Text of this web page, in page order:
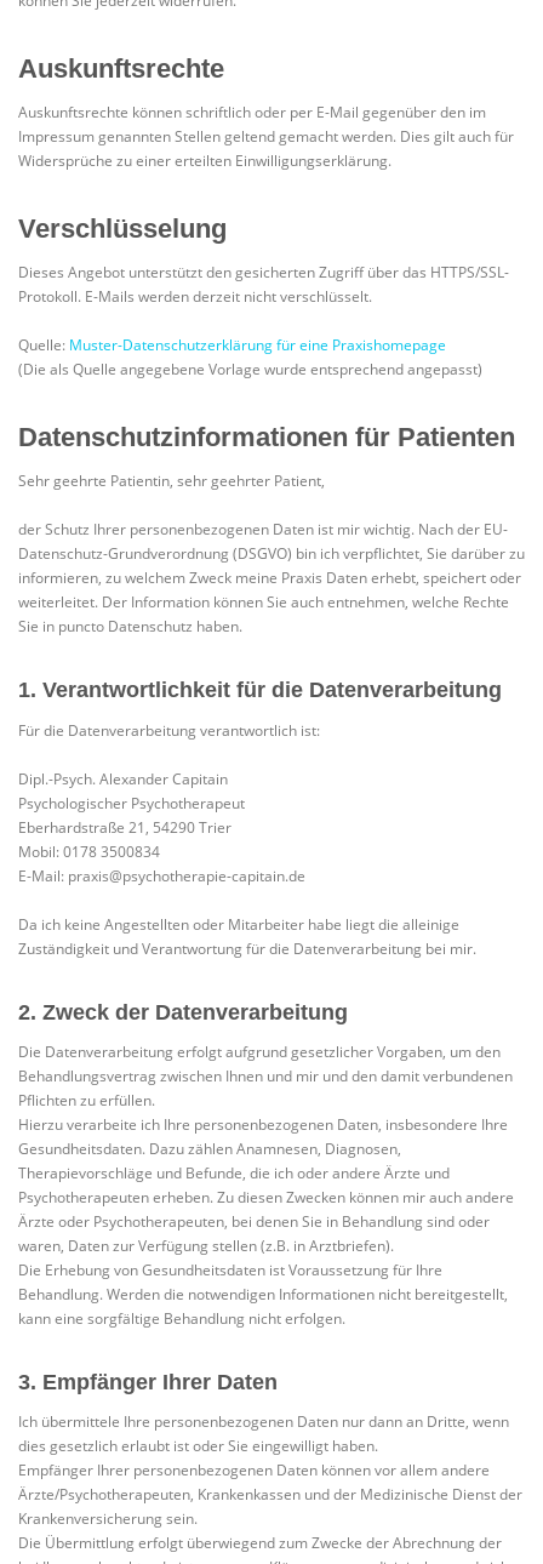
Auskunftsrechte
Auskunftsrechte können schriftlich oder per E-Mail gegenüber den im
Impressum genannten Stellen geltend gemacht werden. Dies gilt auch für
Widersprüche zu einer erteilten Einwilligungserklärung.
Verschlüsselung
Dieses Angebot unterstützt den gesicherten Zugriff über das HTTPS/SSL-
Protokoll. E-Mails werden derzeit nicht verschlüsselt.
Quelle: Muster-Datenschutzerklärung für eine Praxishomepage
(Die als Quelle angegebene Vorlage wurde entsprechend angepasst)
Datenschutzinformationen für Patienten
Sehr geehrte Patientin, sehr geehrter Patient,
der Schutz Ihrer personenbezogenen Daten ist mir wichtig. Nach der EU-
Datenschutz-Grundverordnung (DSGVO) bin ich verpflichtet, Sie darüber zu
informieren, zu welchem Zweck meine Praxis Daten erhebt, speichert oder
weiterleitet. Der Information können Sie auch entnehmen, welche Rechte
Sie in puncto Datenschutz haben.
1. Verantwortlichkeit für die Datenverarbeitung
Für die Datenverarbeitung verantwortlich ist:
Dipl.-Psych. Alexander Capitain
Psychologischer Psychotherapeut
Eberhardstraße 21, 54290 Trier
Mobil: 0178 3500834
E-Mail: praxis@psychotherapie-capitain.de
Da ich keine Angestellten oder Mitarbeiter habe liegt die alleinige
Zuständigkeit und Verantwortung für die Datenverarbeitung bei mir.
2. Zweck der Datenverarbeitung
Die Datenverarbeitung erfolgt aufgrund gesetzlicher Vorgaben, um den
Behandlungsvertrag zwischen Ihnen und mir und den damit verbundenen
Pflichten zu erfüllen.
Hierzu verarbeite ich Ihre personenbezogenen Daten, insbesondere Ihre
Gesundheitsdaten. Dazu zählen Anamnesen, Diagnosen,
Therapievorschläge und Befunde, die ich oder andere Ärzte und
Psychotherapeuten erheben. Zu diesen Zwecken können mir auch andere
Ärzte oder Psychotherapeuten, bei denen Sie in Behandlung sind oder
waren, Daten zur Verfügung stellen (z.B. in Arztbriefen).
Die Erhebung von Gesundheitsdaten ist Voraussetzung für Ihre
Behandlung. Werden die notwendigen Informationen nicht bereitgestellt,
kann eine sorgfältige Behandlung nicht erfolgen.
3. Empfänger Ihrer Daten
Ich übermittele Ihre personenbezogenen Daten nur dann an Dritte, wenn
dies gesetzlich erlaubt ist oder Sie eingewilligt haben.
Empfänger Ihrer personenbezogenen Daten können vor allem andere
Ärzte/Psychotherapeuten, Krankenkassen und der Medizinische Dienst der
Krankenversicherung sein.
Die Übermittlung erfolgt überwiegend zum Zwecke der Abrechnung der